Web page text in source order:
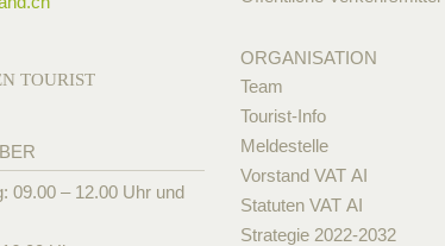
TOURIST
09.00 – 12.00 Uhr und
ORGANISATION
Team
Tourist-Info
Meldestelle
Vorstand VAT AI
Statuten VAT AI
Strategie 2022-2032